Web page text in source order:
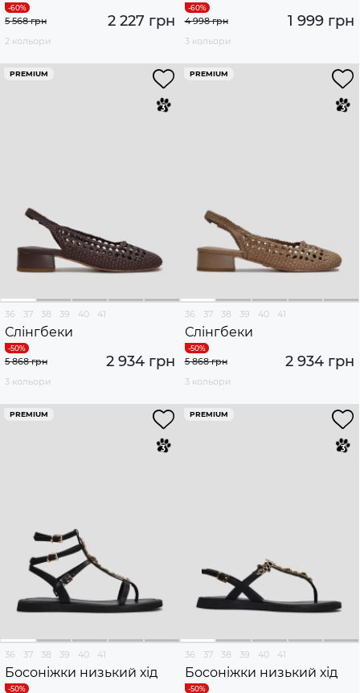
2 227 грн
5 568 грн
2 кольори
1 999 грн
4 998 грн
3 кольори
PREMIUM
36 37 38 39 40 41
Слінгбеки
2 934 грн
5 868 грн
3 кольори
PREMIUM
36 37 38 39 40 41
Слінгбеки
2 934 грн
5 868 грн
3 кольори
PREMIUM
36 37 38 39 40 41
Босоніжки низький хід
PREMIUM
36 37 38 39 40 41
Босоніжки низький хід